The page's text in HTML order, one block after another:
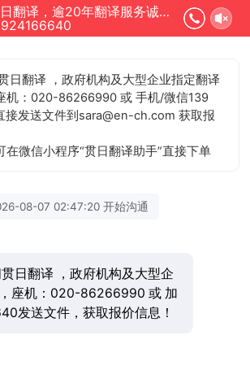
贯日翻译，逾20年翻译服务诚信单位正在为您服务
日翻译 ，政府机构及大型企业指定翻译
机：020-86266990 或 手机/微信139
接发送文件到sara@en-ch.com 获取报
在微信小程序“贯日翻译助手”直接下单
08-07 02:47:20 开始沟通
日翻译 ，政府机构及大型企
座机：020-86266990 或 加
发送文件，获取报价信息！